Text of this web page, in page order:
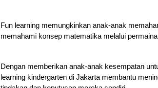
Fun learning memungkinkan anak-anak
memahami konsep matematika melalui
Dengan memberikan anak-anak kesempatan
learning kindergarten di Jakarta membantu